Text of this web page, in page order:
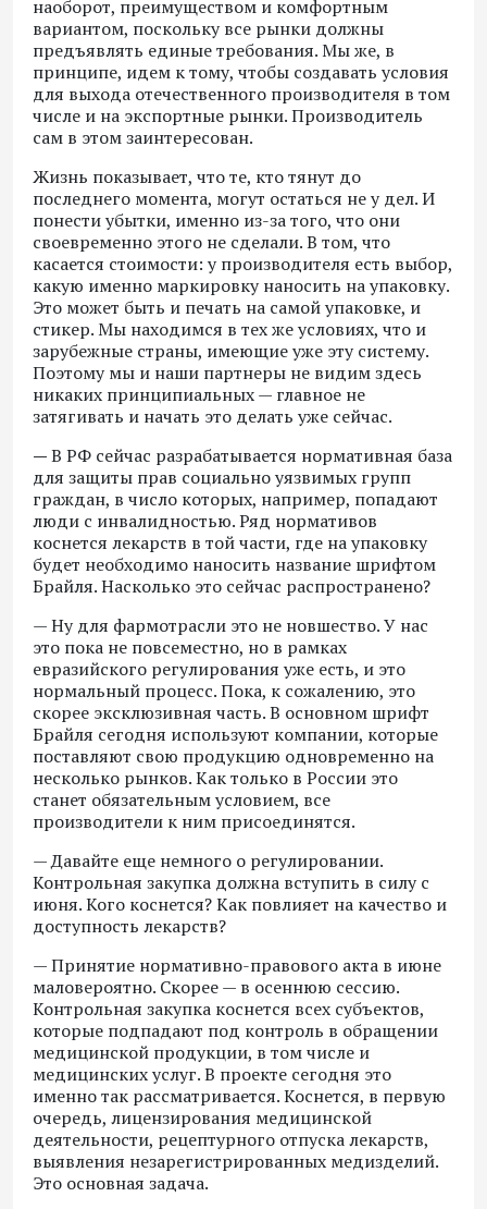
наоборот, преимуществом и комфортным
вариантом, поскольку все рынки должны
предъявлять единые требования. Мы же, в
принципе, идем к тому, чтобы создавать условия
для выхода отечественного производителя в том
числе и на экспортные рынки. Производитель
сам в этом заинтересован.
Жизнь показывает, что те, кто тянут до
последнего момента, могут остаться не у дел. И
понести убытки, именно из-за того, что они
своевременно этого не сделали. В том, что
касается стоимости: у производителя есть выбор,
какую именно маркировку наносить на упаковку.
Это может быть и печать на самой упаковке, и
стикер. Мы находимся в тех же условиях, что и
зарубежные страны, имеющие уже эту систему.
Поэтому мы и наши партнеры не видим здесь
никаких принципиальных — главное не
затягивать и начать это делать уже сейчас.
—В РФ сейчас разрабатывается нормативная база
для защиты прав социально уязвимых групп
граждан, в число которых, например, попадают
люди с инвалидностью. Ряд нормативов
коснется лекарств в той части, где на упаковку
будет необходимо наносить название шрифтом
Брайля. Насколько это сейчас распространено?
— Ну для фармотрасли это не новшество. У нас
это пока не повсеместно, но в рамках
евразийского регулирования уже есть, и это
нормальный процесс. Пока, к сожалению, это
скорее эксклюзивная часть. В основном шрифт
Брайля сегодня используют компании, которые
поставляют свою продукцию одновременно на
несколько рынков. Как только в России это
станет обязательным условием, все
производители к ним присоединятся.
— Давайте еще немного о регулировании.
Контрольная закупка должна вступить в силу с
июня. Кого коснется? Как повлияет на качество и
доступность лекарств?
— Принятие нормативно-правового акта в июне
маловероятно. Скорее — в осеннюю сессию.
Контрольная закупка коснется всех субъектов,
которые подпадают под контроль в обращении
медицинской продукции, в том числе и
медицинских услуг. В проекте сегодня это
именно так рассматривается. Коснется, в первую
очередь, лицензирования медицинской
деятельности, рецептурного отпуска лекарств,
выявления незарегистрированных медизделий.
Это основная задача.